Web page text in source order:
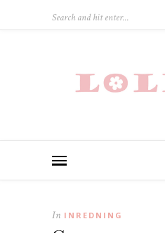
In INREDNING